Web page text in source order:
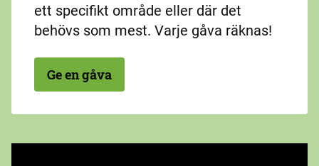
ett specifikt område eller där det
behövs som mest. Varje gåva räknas!
Ge en gåva